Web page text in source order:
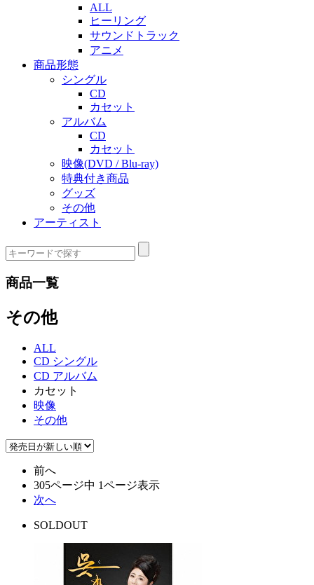
ALL
ヒーリング
サウンドトラック
アニメ
商品形態
シングル
CD
カセット
アルバム
CD
カセット
映像(DVD / Blu-ray)
特典付き商品
グッズ
その他
アーティスト
商品一覧
その他
ALL
CD シングル
CD アルバム
カセット
映像
その他
前へ
305ページ中 1ページ表示
次へ
SOLDOUT